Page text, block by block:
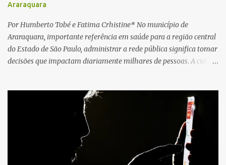
Araraquara
Por Humberto Tobé e Fatima Crhistine* No município de
Araraquara, importante referência em saúde para a região central
do Estado de São Paulo, administrar a rede pública significa tomar
decisões que impactam diariamente milhares de pessoas. A cidade
município, mas também de diversas cidades do entorno,
ampliando significativamente a responsabilidade da gestão sobre
o Sistema Único de Saúde (SUS). Nos últimos anos, o Governo
Federal tem ampliado investimentos destinados ao fortalecimento
da atenção básica, da infraestrutura hospitalar e da
regionalização dos serviços de saúde. Entretanto, em um cenário